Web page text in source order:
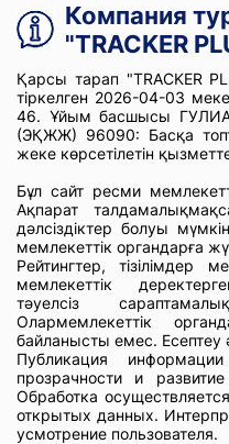
Компания
"TRACKER
Қарсы тарап "TRACKER
тіркелген 2026-04-03
46. Ұйым басшысы
(ЭҚЖЖ) 96090: Басқа
жеке көрсетілетін
Бұл сайт ресми
Ақпарат
дәлсіздіктер болуы
мемлекеттік органдарға
Рейтингтер,
мемлекеттік
тәуелсіз
Олармемлекеттік
байланысты емес. Есептеу
Публикация
прозрачности и
Обработка
открытых данных.
усмотрение пользователя.